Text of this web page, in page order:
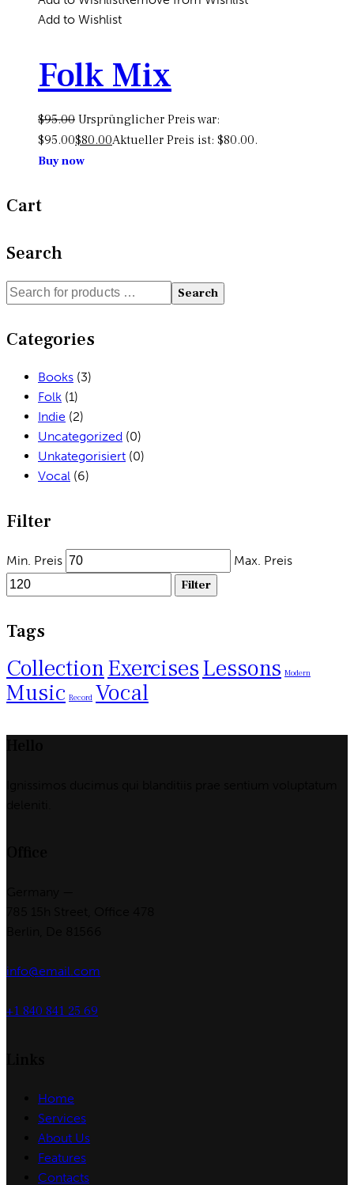
Add to Wishlist
Folk Mix
$95.00 Ursprünglicher Preis war:
$95.00$80.00Aktueller Preis ist: $80.00.
Buy now
Cart
Search
Search
Categories
Books (3)
Folk (1)
Indie (2)
Uncategorized (0)
Unkategorisiert (0)
Vocal (6)
Filter
Min. Preis
Max. Preis
Filter
Tags
CollectionExercisesLessons Modern
Music Record Vocal
info@email.com
+1 840 841 25 69
Home
Services
About Us
Features
Contacts